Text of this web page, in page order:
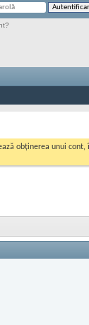
obținerea unui